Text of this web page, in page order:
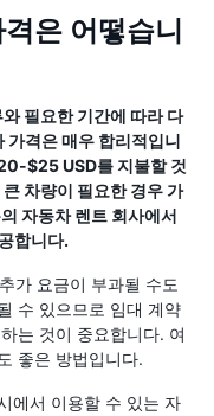
은 어떻습니
필요한 기간에 따라 다
가격은 매우 합리적입니
$25 USD를 지불할 것
차량이 필요한 경우 가
자동차 렌트 회사에서
합니다.
가 요금이 부과될 수도
수 있으므로 임대 계약
는 것이 중요합니다. 여
좋은 방법입니다.
에서 이용할 수 있는 자